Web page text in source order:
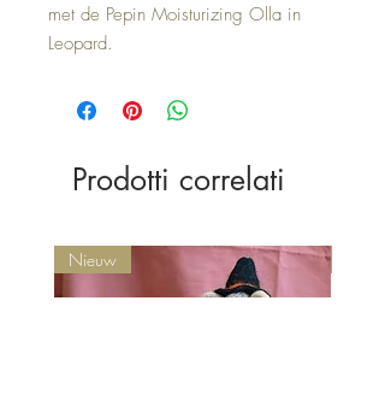
met de Pepin Moisturizing Olla in
Leopard.
Prodotti correlati
Nieuw